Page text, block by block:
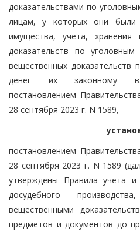
доказательствами по
лицам, у которых они были
имущества, учета, хранения
доказательств по
вещественных
денег их законному
постановлением
28 сентября 2023 г. N 1589,
постановлением
28 сентября 2023 г. N 1589
утверждены Правила учета
досудебного
вещественными
предметов и документов до